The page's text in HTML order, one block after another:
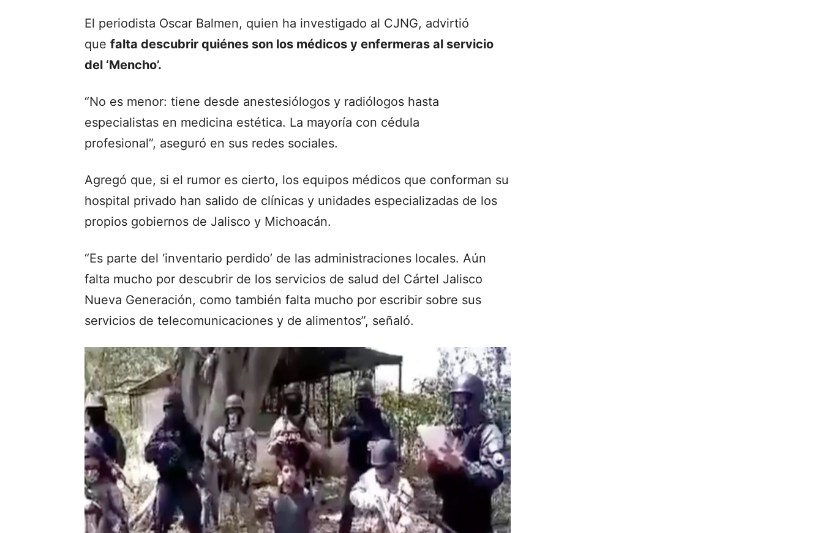
El periodista Oscar Balmen, quien ha investigado al CJNG, advirtió
que falta descubrir quiénes son los médicos y enfermeras al servicio
del ‘Mencho’.
“No es menor: tiene desde anestesiólogos y radiólogos hasta
especialistas en medicina estética. La mayoría con cédula
profesional”, aseguró en sus redes sociales.
Agregó que, si el rumor es cierto, los equipos médicos que conforman su
hospital privado han salido de clínicas y unidades especializadas de los
propios gobiernos de Jalisco y Michoacán.
“Es parte del ‘inventario perdido’ de las administraciones locales. Aún
falta mucho por descubrir de los servicios de salud del Cártel Jalisco
Nueva Generación, como también falta mucho por escribir sobre sus
servicios de telecomunicaciones y de alimentos”, señaló.